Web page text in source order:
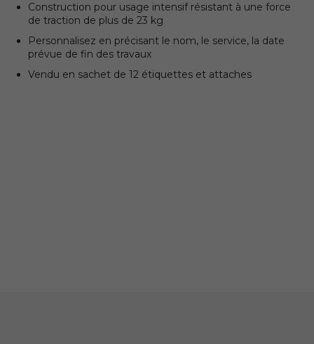
Construction pour usage intensif résistant à une force
de traction de plus de 23 kg
Personnalisez en précisant le nom, le service, la date
prévue de fin des travaux
Vendu en sachet de 12 étiquettes et attaches